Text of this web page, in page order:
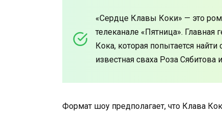
«Сердце Клавы Коки» — это
телеканале «Пятница».
Кока, которая попытается
известная сваха Роза
Формат шоу предполагает, что Клава